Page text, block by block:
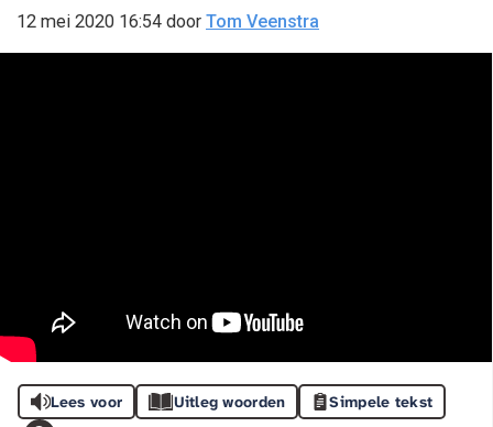
12 mei 2020 16:54 door Tom Veenstra
Lees voor Uitleg woorden Simpele tekst